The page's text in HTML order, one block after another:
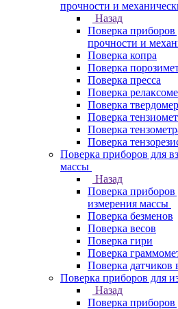
прочности и
Назад
Поверка приборов
прочности и
Поверка копра
Поверка
Поверка пресса
Поверка
Поверка
Поверка
Поверка
Поверка
Поверка приборов для
массы
Назад
Поверка приборов
измерения массы
Поверка безменов
Поверка весов
Поверка гири
Поверка
Поверка датчиков
Поверка приборов для
Назад
Поверка приборов